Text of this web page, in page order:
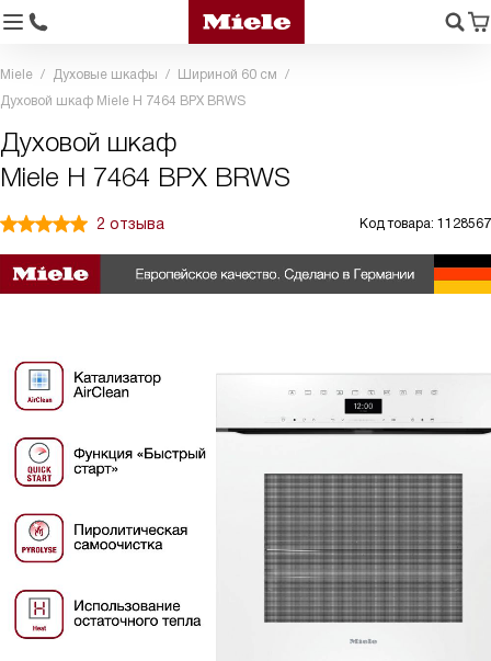
Miele Духовые шкафы
Шириной 60 см
Духовой шкаф Miele H 7464 BPX BRWS
Духовой шкаф
Miele H 7464 BPX BRWS
2 отзыва Код товара: 1128567